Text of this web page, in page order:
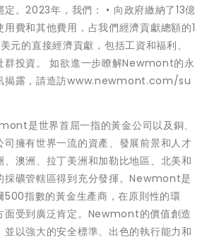
。2023年，我們： • 向政府繳納了13億
費和其他費用，占我們經濟貢獻總額的1
元的直接經濟貢獻，包括工資和福利、
群投資。 如欲進一步瞭解Newmont的永
揭露，請造訪www.newmont.com/su
是世界首屈一指的黃金公司以及銅、
司擁有世界一流的資產、發展前景和人才
澳洲、拉丁美洲和加勒比地區、北美和
採礦管轄區得到充分發揮。Newmont是
500指數的黃金生產商，在原則性的環
面受到廣泛肯定。Newmont的價值創造
以強大的安全標準、出色的執行能力和